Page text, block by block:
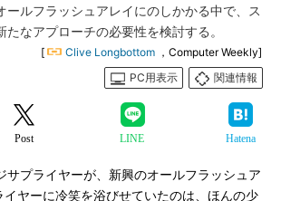
ールフラッシュアレイにのしかかる中で、ス
たなアプローチの必要性を検討する。
[ Clive Longbottom ，Computer Weekly]
PC用表示
関連情報
Post LINE Hatena
プライヤーが、新興のオールフラッシュア
イヤーに冷笑を浴びせていたのは、ほんの少